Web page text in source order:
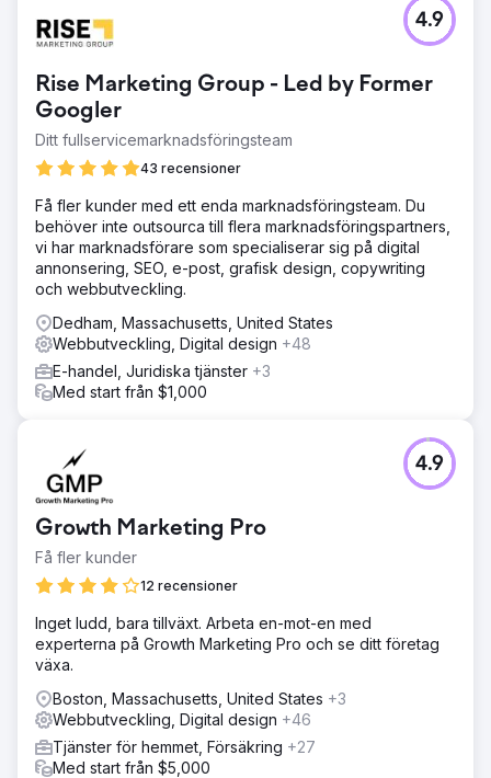
Rise Marketing Group - Led by Former
Googler
Ditt fullservicemarknadsföringsteam
43 recensioner
4.9
Få fler kunder med ett enda marknadsföringsteam. Du
behöver inte outsourca till flera marknadsföringspartners,
vi har marknadsförare som specialiserar sig på digital
annonsering, SEO, e-post, grafisk design, copywriting
och webbutveckling.
Dedham, Massachusetts, United States
Webbutveckling, Digital design +48
E-handel, Juridiska tjänster +3
Med start från $1,000
Growth Marketing Pro
Få fler kunder
12 recensioner
4.9
Inget ludd, bara tillväxt. Arbeta en-mot-en med
experterna på Growth Marketing Pro och se ditt företag
växa.
Boston, Massachusetts, United States +3
Webbutveckling, Digital design +46
Tjänster för hemmet, Försäkring +27
Med start från $5,000